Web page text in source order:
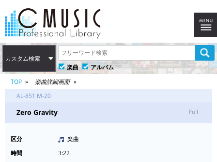
カスタム検索
楽曲
アルバム
TOP
楽曲詳細画面
AL-851 M-20
Zero Gravity Full
区分
楽曲
時間
3:22